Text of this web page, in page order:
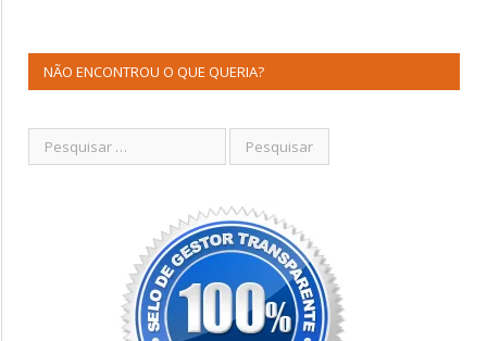
NÃO ENCONTROU O QUE QUERIA?